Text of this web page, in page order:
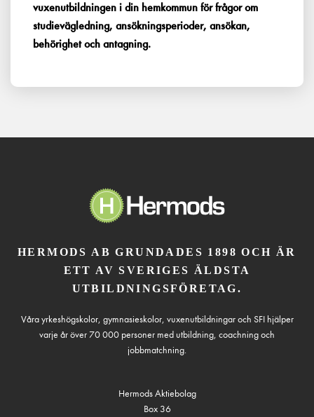
vuxenutbildningen i din hemkommun för frågor om
studievägledning, ansökningsperioder, ansökan,
behörighet och antagning.
HERMODS AB GRUNDADES 1898 OCH ÄR
ETT AV SVERIGES ÄLDSTA
UTBILDNINGSFÖRETAG.
Våra yrkeshögskolor, gymnasieskolor, vuxenutbildningar och SFI hjälper
varje år över 70 000 personer med utbildning, coachning och
jobbmatchning.
Hermods Aktiebolag
Box 36